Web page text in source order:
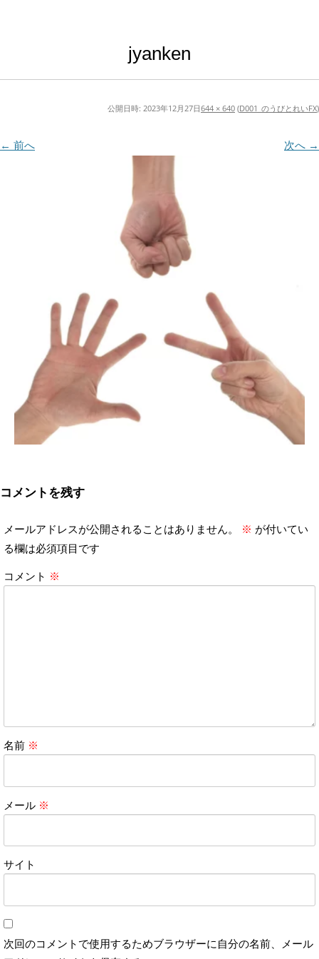
jyanken
公開日時: 2023年12月27日644 × 640 (D001_のうびとれいFX)
← 前へ 次へ →
コメントを残す
メールアドレスが公開されることはありません。 ※ が付いてい
る欄は必須項目です
コメント ※
名前 ※
メール ※
サイト
次回のコメントで使用するためブラウザーに自分の名前、メール